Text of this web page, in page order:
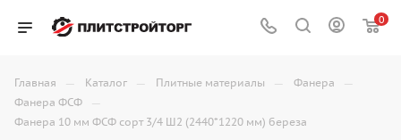
0
Главная — Каталог — Плитные материалы — Фанера —
Фанера ФСФ —
Фанера 10 мм ФСФ сорт 3/4 Ш2 (2440*1220 мм) береза